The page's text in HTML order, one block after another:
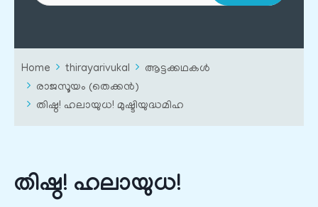
Home thirayarivukal
ആട്ടക്കഥകൾ
രാജസൂയം (തെക്കൻ)
തിഷ്ഠ! ഹലായുധ! മുഷ്ടിയുദ്ധമിഹ
തിഷ്ഠ! ഹലായുധ!